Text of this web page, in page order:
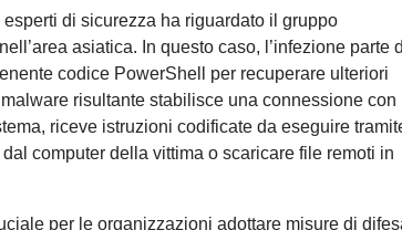
di sicurezza ha riguardato il gruppo
asiatica. In questo caso, l’infezione parte
codice PowerShell per recuperare ulteriori
risultante stabilisce una connessione con
riceve istruzioni codificate da eseguire
computer della vittima o scaricare file remoti in
per le organizzazioni adottare misure di